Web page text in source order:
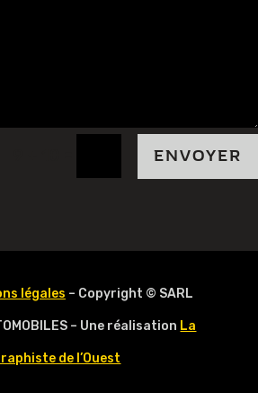
ENVOYER
légales – Copyright © SARL
– Une réalisation La
de l’Ouest